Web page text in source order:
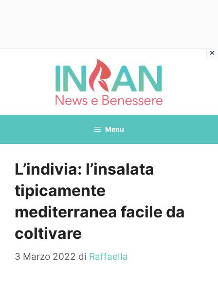
Menu
L’indivia: l’insalata
tipicamente
mediterranea facile da
coltivare
3 Marzo 2022 di Raffaella